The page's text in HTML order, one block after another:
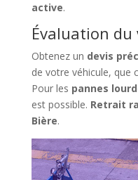
active.
Évaluation du
Obtenez un devis
de votre véhicule, que
Pour les pannes
est possible. Retrait
Bière.